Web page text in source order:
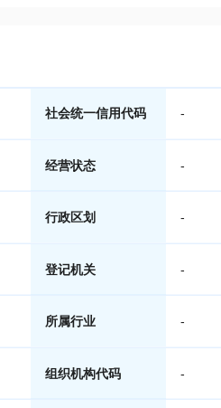
社会统一信用代码 -
经营状态 -
行政区划 -
登记机关 -
所属行业 -
组织机构代码 -